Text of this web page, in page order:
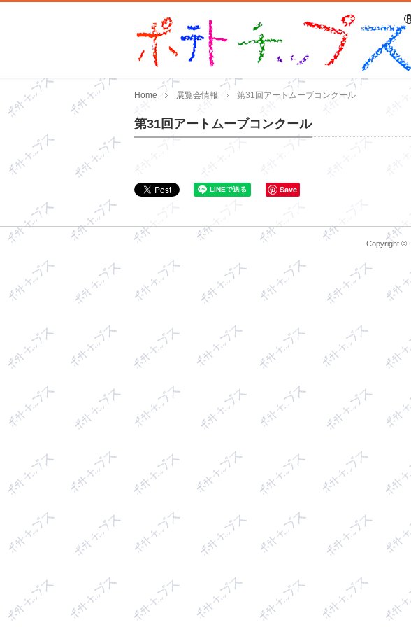
Home 展覧会情報 第31回アートムーブコンクール
第31回アートムーブコンクール
Save
Copyright ©